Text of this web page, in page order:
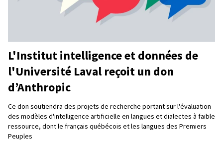
L'Institut intelligence et données de
l'Université Laval reçoit un don
d’Anthropic
Ce don soutiendra des projets de recherche portant sur l'évaluation
des modèles d'intelligence artificielle en langues et dialectes à faible
ressource, dont le français québécois et les langues des Premiers
Peuples